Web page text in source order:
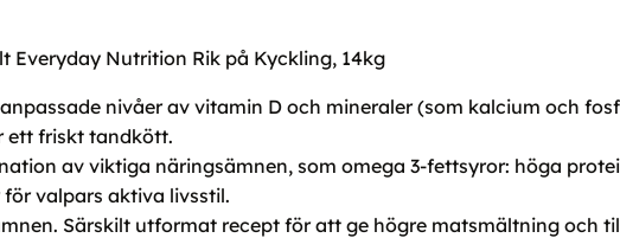
Everyday Nutrition Rik på Kyckling, 14kg
nivåer av vitamin D och mineraler (som kalcium och
ett friskt tandkött.
av viktiga näringsämnen, som omega 3-fettsyror: höga
valpars aktiva livsstil.
Särskilt utformat recept för att ge högre matsmältning och